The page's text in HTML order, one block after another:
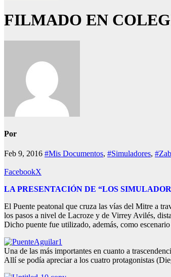
FILMADO EN
Por
Feb 9, 2016 #Mis Documentos, #Simuladores,
FacebookX
LA PRESENTACIÓN DE “LOS
El Puente peatonal que cruza las vías del Mitre a
los pasos a nivel de Lacroze y de Virrey Avilés,
Dicho puente fue utilizado, además, como
Una de las más importantes en cuanto a
Allí se podía apreciar a los cuatro protagonistas